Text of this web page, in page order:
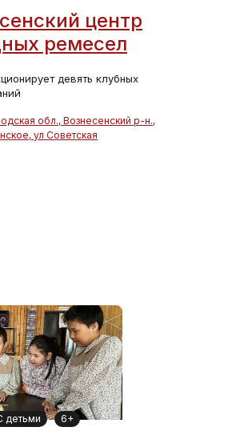
центр
ремесел
девять клубных
обл., Вознесенский р-н.,
ул Советская
детьми 6+